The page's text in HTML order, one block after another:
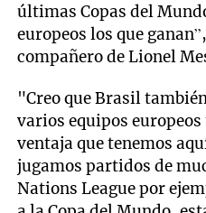
últimas Copas del
europeos los que
compañero de Lionel
"Creo que Brasil
varios equipos
ventaja que tenemos
jugamos partidos de
Nations League por